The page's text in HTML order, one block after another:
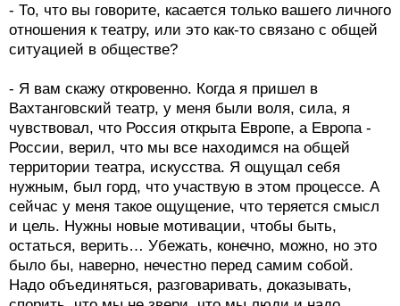
- То, что вы говорите, касается только вашего личного
отношения к театру, или это как-то связано с общей
ситуацией в обществе?
- Я вам скажу откровенно. Когда я пришел в
Вахтанговский театр, у меня были воля, сила, я
чувствовал, что Россия открыта Европе, а Европа -
России, верил, что мы все находимся на общей
территории театра, искусства. Я ощущал себя
нужным, был горд, что участвую в этом процессе. А
сейчас у меня такое ощущение, что теряется смысл
и цель. Нужны новые мотивации, чтобы быть,
остаться, верить… Убежать, конечно, можно, но это
было бы, наверно, нечестно перед самим собой.
Надо объединяться, разговаривать, доказывать,